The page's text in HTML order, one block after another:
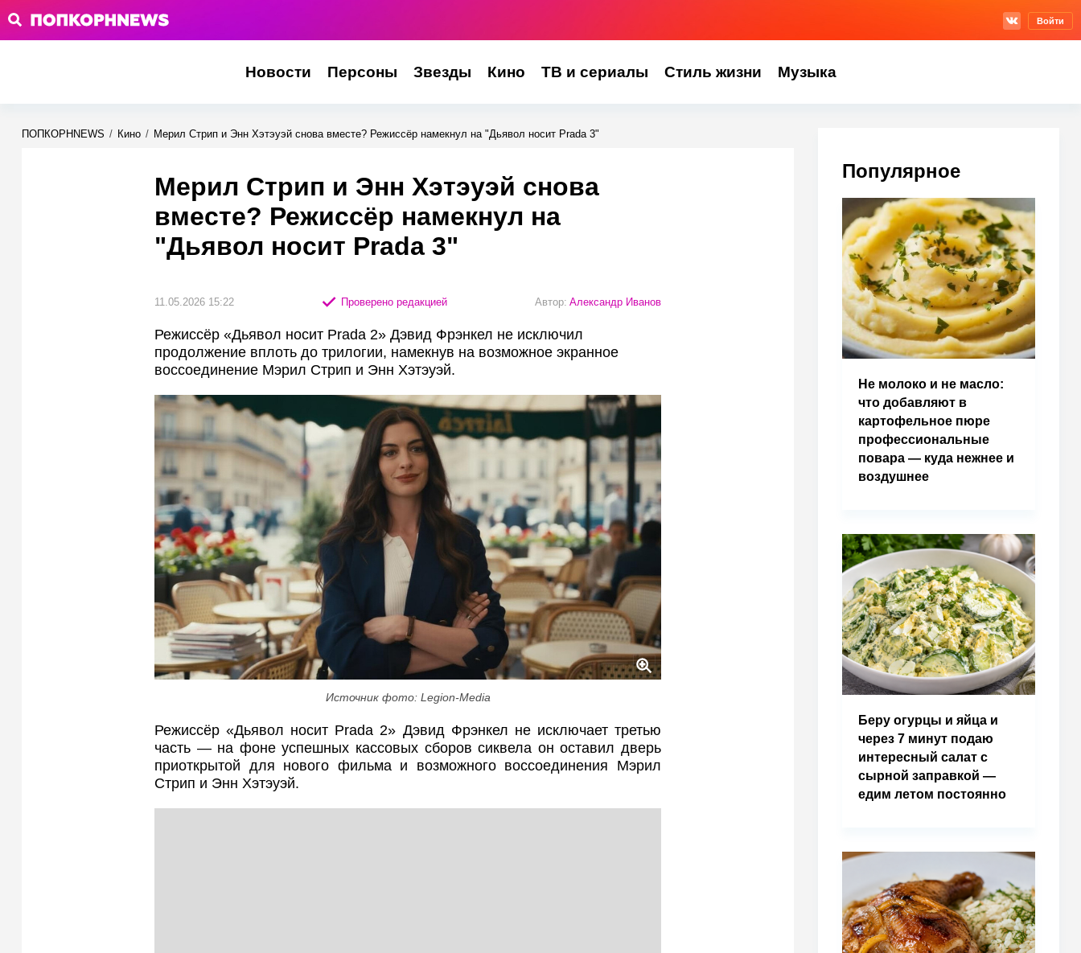
Войти
Новости Персоны Звезды Кино ТВ и сериалы Стиль жизни Музыка
ПОПКОРНNEWS / Кино / Мерил Стрип и Энн Хэтэуэй снова вместе? Режиссёр намекнул на "Дьявол носит Prada 3"
Мерил Стрип и Энн Хэтэуэй снова
вместе? Режиссёр намекнул на
"Дьявол носит Prada 3"
11.05.2026 15:22 Проверено редакцией Автор: Александр Иванов
Режиссёр «Дьявол носит Prada 2» Дэвид Фрэнкел не исключил
продолжение вплоть до трилогии, намекнув на возможное экранное
воссоединение Мэрил Стрип и Энн Хэтэуэй.
Источник фото: Legion-Media
Режиссёр «Дьявол носит Prada 2» Дэвид Фрэнкел не исключает третью
часть — на фоне успешных кассовых сборов сиквела он оставил дверь
приоткрытой для нового фильма и возможного воссоединения Мэрил
Стрип и Энн Хэтэуэй.
Популярное
Не молоко и не масло:
что добавляют в
картофельное пюре
профессиональные
повара — куда нежнее и
воздушнее
Беру огурцы и яйца и
через 7 минут подаю
интересный салат с
сырной заправкой —
едим летом постоянно